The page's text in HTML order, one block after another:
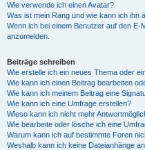
Wie verwende ich einen Avatar?
Was ist mein Rang und wie kann ich ihn
Wenn ich bei einem Benutzer auf den
anzumelden.
Beiträge schreiben
Wie erstelle ich ein neues Thema oder
Wie kann ich einen Beitrag bearbeiten
Wie kann ich meinem Beitrag eine
Wie kann ich eine Umfrage erstellen?
Wieso kann ich nicht mehr
Wie bearbeite oder lösche ich eine
Warum kann ich auf bestimmte Foren
Weshalb kann ich keine Dateianhänge